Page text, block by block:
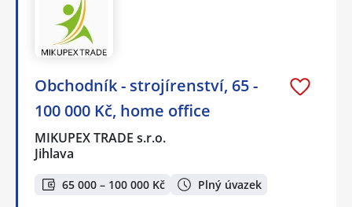
Obchodník - strojírenství, 65 -
100 000 Kč, home office
MIKUPEX TRADE s.r.o.
Jihlava
65 000 – 100 000 Kč Plný úvazek